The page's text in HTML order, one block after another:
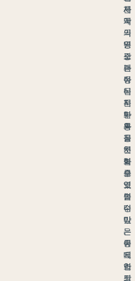
제
국
의
영
광
과
정
신
적
부
흥
을
엿
볼
수
있
습
니
다
.
이
지
역
의
사
막
의
명
소
는
아
니
지
만
몽
골
문
화
를
엿
볼
수
있
는
중
요
한
장
콘
계
곡
은
오
랜
유
목
문
화
와
정
치
력
으
로
인
정
받
은
유
네
스
코